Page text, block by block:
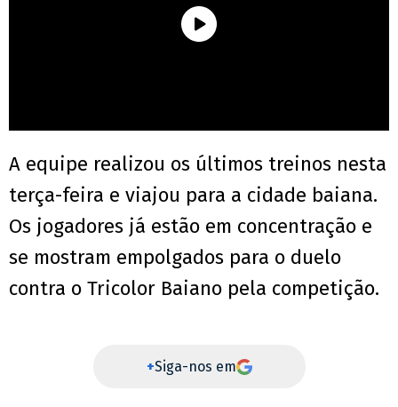
A equipe realizou os últimos treinos nesta
terça-feira e viajou para a cidade baiana.
Os jogadores já estão em concentração e
se mostram empolgados para o duelo
contra o Tricolor Baiano pela competição.
+Siga-nos em